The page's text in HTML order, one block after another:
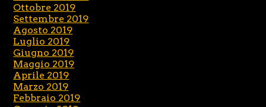
Ottobre 2019
Settembre 2019
Agosto 2019
Luglio 2019
Giugno 2019
Maggio 2019
Aprile 2019
Marzo 2019
Febbraio 2019